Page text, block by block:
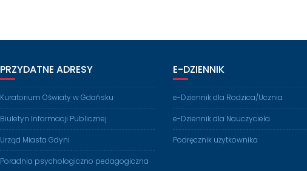
PRZYDATNE ADRESY
Kuratorium Oświaty w Gdańsku
Biuletyn Informacji Publicznej
Urząd Miasta Gdyni
Poradnia psychologiczno pedagogiczna
E-DZIENNIK
e-Dziennik dla Rodzica/Ucznia
e-Dziennik dla Nauczyciela
Podręcznik użytkownika